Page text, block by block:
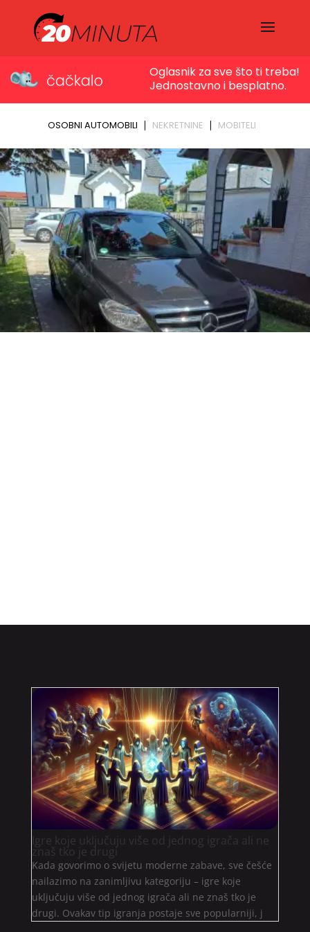
Igre koje uključuju više od jednog igrača ali ne
znaš tko je drugi
Kada govorimo o svijetu moderne zabave, sve češće
nailazimo na zanimljivu kategoriju – igre koje
uključuju više od jednog igrača ali ne znaš tko je
drugi. Ovakav tip igranja postaje sve popularniji, j